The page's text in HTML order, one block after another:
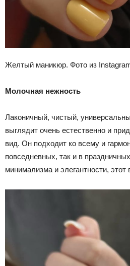
Желтый маникюр. Фото из
Молочная нежность
Лаконичный, чистый,
выглядит очень естественно и
вид. Он подходит ко всему и
повседневных, так и в
минимализма и элегантности, этот